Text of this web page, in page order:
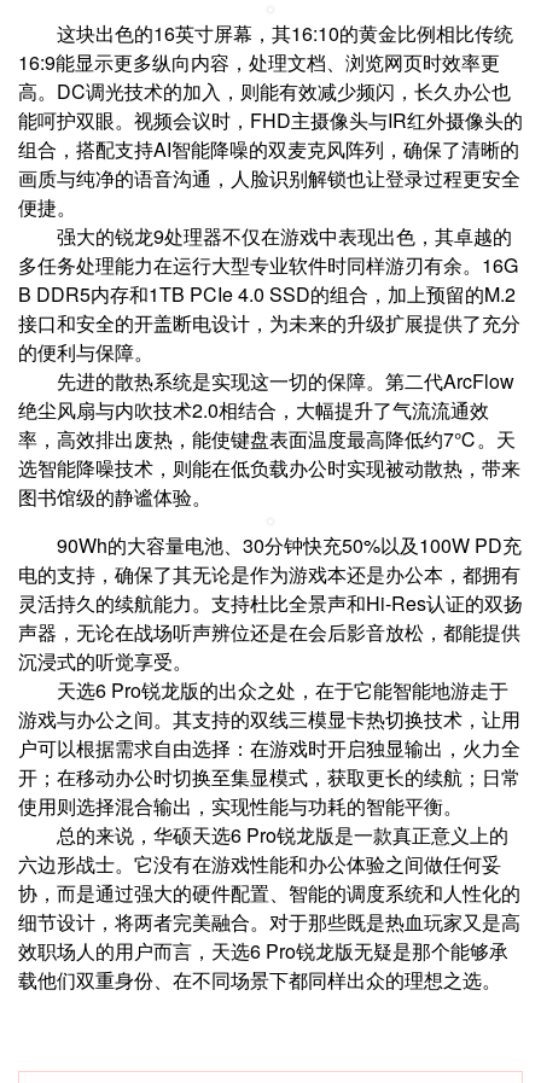
这块出色的16英寸屏幕，其16:10的黄金比例相比传统
16:9能显示更多纵向内容，处理文档、浏览网页时效率更
高。DC调光技术的加入，则能有效减少频闪，长久办公也
能呵护双眼。视频会议时，FHD主摄像头与IR红外摄像头的
组合，搭配支持AI智能降噪的双麦克风阵列，确保了清晰的
画质与纯净的语音沟通，人脸识别解锁也让登录过程更安全
便捷。
强大的锐龙9处理器不仅在游戏中表现出色，其卓越的
多任务处理能力在运行大型专业软件时同样游刃有余。16G
B DDR5内存和1TB PCIe 4.0 SSD的组合，加上预留的M.2
接口和安全的开盖断电设计，为未来的升级扩展提供了充分
的便利与保障。
先进的散热系统是实现这一切的保障。第二代ArcFlow
绝尘风扇与内吹技术2.0相结合，大幅提升了气流流通效
率，高效排出废热，能使键盘表面温度最高降低约7℃。天
选智能降噪技术，则能在低负载办公时实现被动散热，带来
图书馆级的静谧体验。
90Wh的大容量电池、30分钟快充50%以及100W PD充
电的支持，确保了其无论是作为游戏本还是办公本，都拥有
灵活持久的续航能力。支持杜比全景声和Hi-Res认证的双扬
声器，无论在战场听声辨位还是在会后影音放松，都能提供
沉浸式的听觉享受。
天选6 Pro锐龙版的出众之处，在于它能智能地游走于
游戏与办公之间。其支持的双线三模显卡热切换技术，让用
户可以根据需求自由选择：在游戏时开启独显输出，火力全
开；在移动办公时切换至集显模式，获取更长的续航；日常
使用则选择混合输出，实现性能与功耗的智能平衡。
总的来说，华硕天选6 Pro锐龙版是一款真正意义上的
六边形战士。它没有在游戏性能和办公体验之间做任何妥
协，而是通过强大的硬件配置、智能的调度系统和人性化的
细节设计，将两者完美融合。对于那些既是热血玩家又是高
效职场人的用户而言，天选6 Pro锐龙版无疑是那个能够承
载他们双重身份、在不同场景下都同样出众的理想之选。